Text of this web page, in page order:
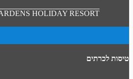
HOLIDAY RESORT
טיסות לכרתים